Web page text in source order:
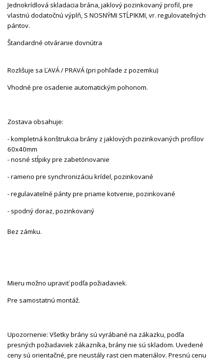
Jednokrídlová skladacia brána, jaklový pozinkovaný profil, pre
vlastnú dodatočnú výplň, S NOSNÝMI STĹPIKMI, vr. regulovateľných
pántov.
Štandardné otváranie dovnútra
Rozlišuje sa ĽAVÁ / PRAVÁ (pri pohľade z pozemku)
Vhodné pre osadenie automatickým pohonom.
Zostava obsahuje:
- kompletná konštrukcia brány z jaklových pozinkovaných profilov
60x40mm
- nosné stĺpiky pre zabetónovanie
- rameno pre synchronizáciu krídel, pozinkované
- regulavatelné pánty pre priame kotvenie, pozinkované
- spodný doraz, pozinkovaný
Bez zámku.
Mieru možno upraviť podľa požiadaviek.
Pre samostatnú montáž.
Upozornenie: Všetky brány sú vyrábané na zákazku, podľa
presných požiadaviek zákazníka, brány nie sú skladom. Uvedené
ceny sú orientačné, pre neustály rast cien materiálov. Presnú cenu